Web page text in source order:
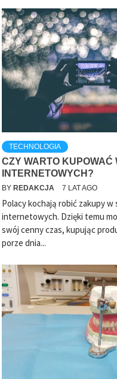
TECHNOLOGIA
CZY WARTO KUPOWAĆ
INTERNETOWYCH?
BY REDAKCJA 7 LAT AGO
Polacy kochają robić zakupy w
internetowych. Dzięki temu
swój cenny czas, kupując
porze dnia...